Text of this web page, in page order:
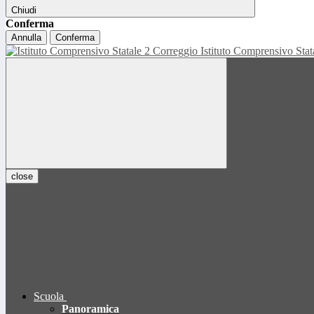
Chiudi
Conferma
Annulla Conferma
Istituto Comprensivo
close
Scuola
Panoramica